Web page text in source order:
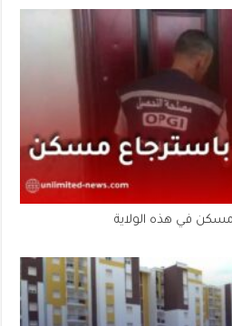
في هذه الولاية